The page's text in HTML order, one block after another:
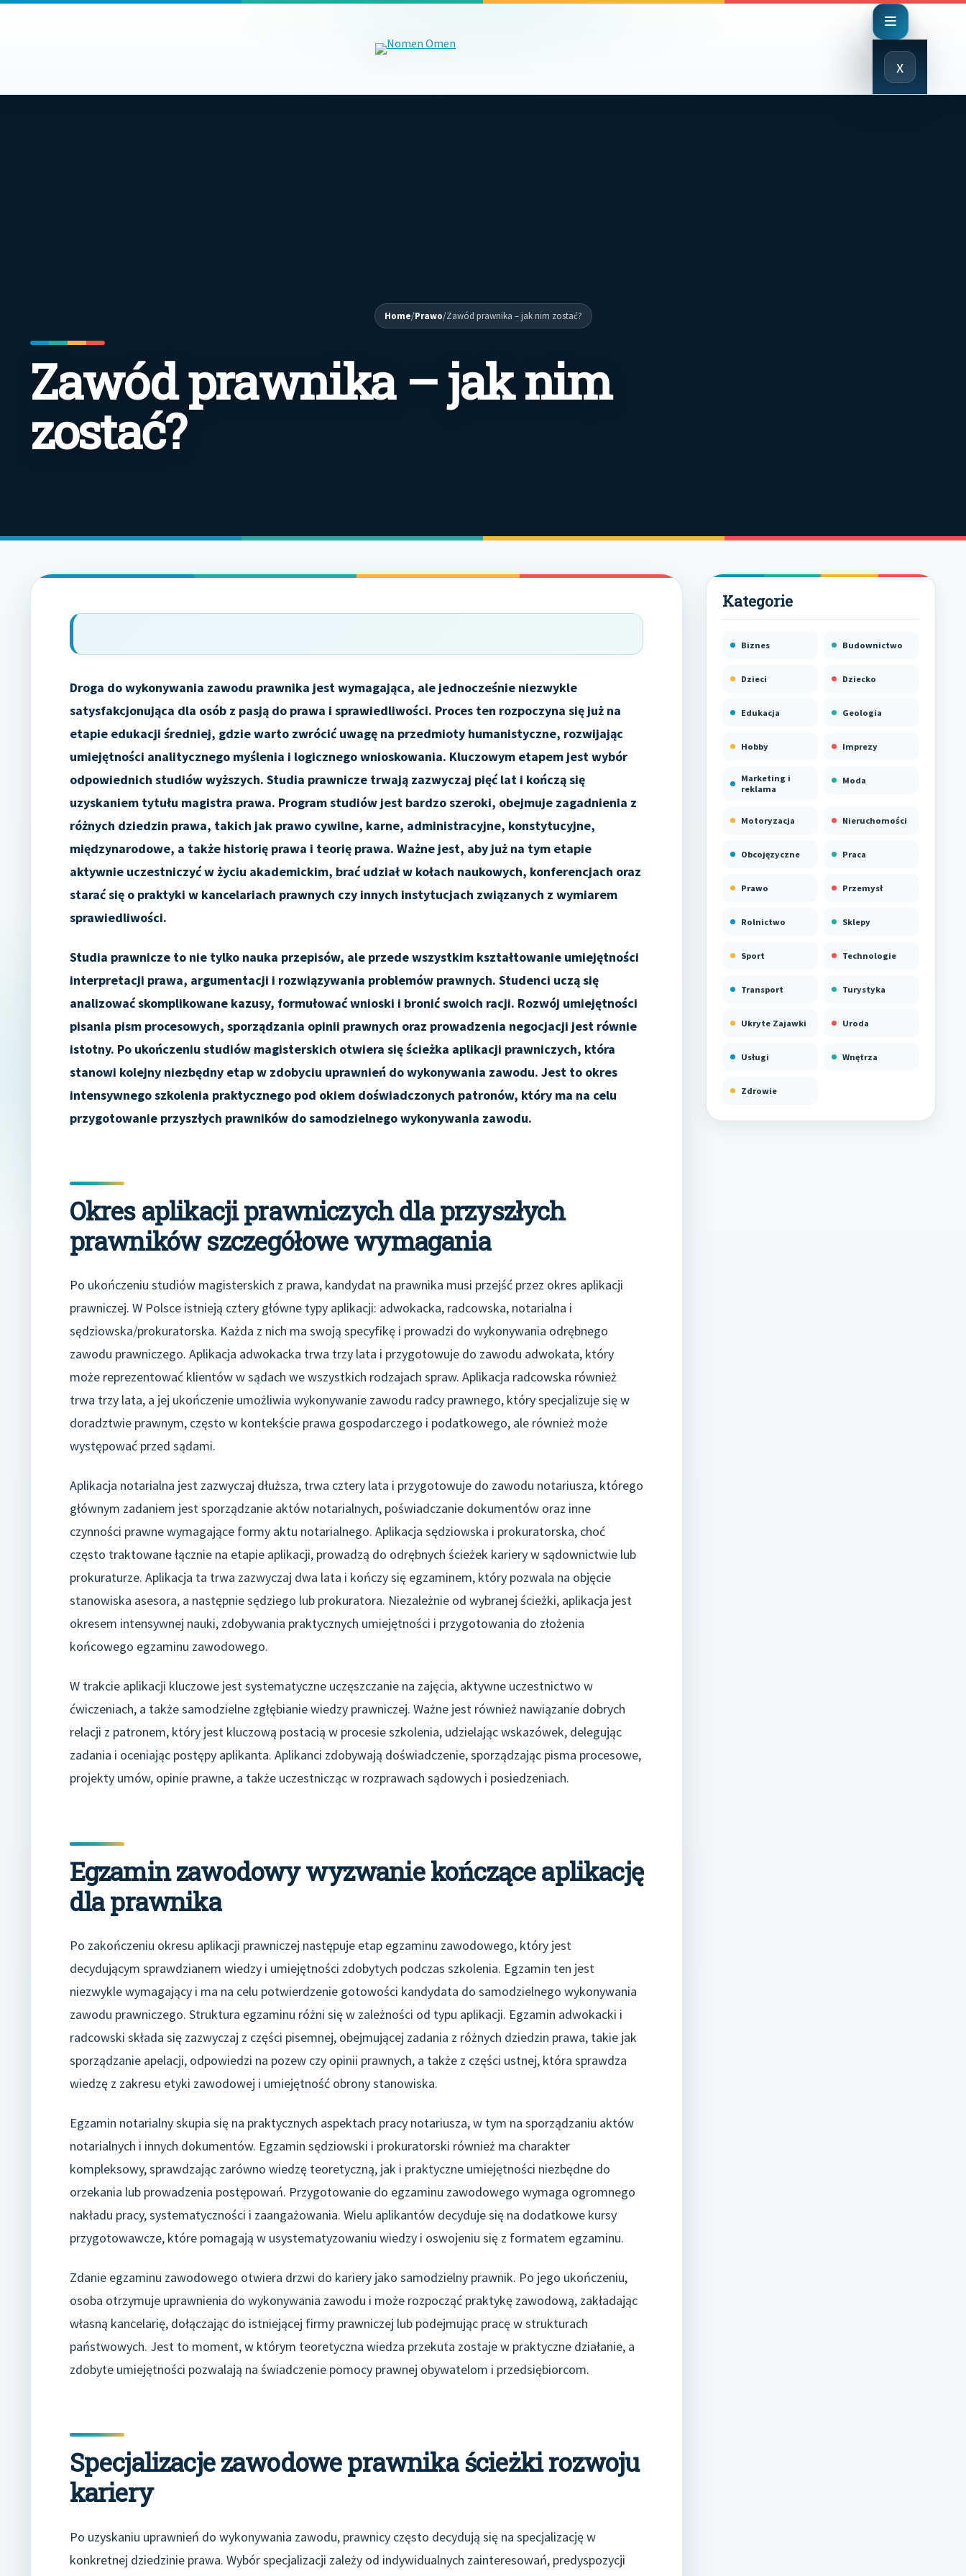
x
Close
Menu
Home/Prawo/Zawód prawnika – jak nim zostać?
Zawód prawnika – jak nim
zostać?
Droga do wykonywania zawodu prawnika jest wymagająca, ale jednocześnie niezwykle
satysfakcjonująca dla osób z pasją do prawa i sprawiedliwości. Proces ten rozpoczyna się już na
etapie edukacji średniej, gdzie warto zwrócić uwagę na przedmioty humanistyczne, rozwijając
umiejętności analitycznego myślenia i logicznego wnioskowania. Kluczowym etapem jest wybór
odpowiednich studiów wyższych. Studia prawnicze trwają zazwyczaj pięć lat i kończą się
uzyskaniem tytułu magistra prawa. Program studiów jest bardzo szeroki, obejmuje zagadnienia z
różnych dziedzin prawa, takich jak prawo cywilne, karne, administracyjne, konstytucyjne,
międzynarodowe, a także historię prawa i teorię prawa. Ważne jest, aby już na tym etapie
aktywnie uczestniczyć w życiu akademickim, brać udział w kołach naukowych, konferencjach oraz
starać się o praktyki w kancelariach prawnych czy innych instytucjach związanych z wymiarem
sprawiedliwości.
Studia prawnicze to nie tylko nauka przepisów, ale przede wszystkim kształtowanie umiejętności
interpretacji prawa, argumentacji i rozwiązywania problemów prawnych. Studenci uczą się
analizować skomplikowane kazusy, formułować wnioski i bronić swoich racji. Rozwój umiejętności
pisania pism procesowych, sporządzania opinii prawnych oraz prowadzenia negocjacji jest równie
istotny. Po ukończeniu studiów magisterskich otwiera się ścieżka aplikacji prawniczych, która
stanowi kolejny niezbędny etap w zdobyciu uprawnień do wykonywania zawodu. Jest to okres
intensywnego szkolenia praktycznego pod okiem doświadczonych patronów, który ma na celu
przygotowanie przyszłych prawników do samodzielnego wykonywania zawodu.
Okres aplikacji prawniczych dla przyszłych
prawników szczegółowe wymagania
Po ukończeniu studiów magisterskich z prawa, kandydat na prawnika musi przejść przez okres aplikacji
prawniczej. W Polsce istnieją cztery główne typy aplikacji: adwokacka, radcowska, notarialna i
sędziowska/prokuratorska. Każda z nich ma swoją specyfikę i prowadzi do wykonywania odrębnego
zawodu prawniczego. Aplikacja adwokacka trwa trzy lata i przygotowuje do zawodu adwokata, który
może reprezentować klientów w sądach we wszystkich rodzajach spraw. Aplikacja radcowska również
trwa trzy lata, a jej ukończenie umożliwia wykonywanie zawodu radcy prawnego, który specjalizuje się w
doradztwie prawnym, często w kontekście prawa gospodarczego i podatkowego, ale również może
występować przed sądami.
Aplikacja notarialna jest zazwyczaj dłuższa, trwa cztery lata i przygotowuje do zawodu notariusza, którego
głównym zadaniem jest sporządzanie aktów notarialnych, poświadczanie dokumentów oraz inne
czynności prawne wymagające formy aktu notarialnego. Aplikacja sędziowska i prokuratorska, choć
często traktowane łącznie na etapie aplikacji, prowadzą do odrębnych ścieżek kariery w sądownictwie lub
prokuraturze. Aplikacja ta trwa zazwyczaj dwa lata i kończy się egzaminem, który pozwala na objęcie
stanowiska asesora, a następnie sędziego lub prokuratora. Niezależnie od wybranej ścieżki, aplikacja jest
okresem intensywnej nauki, zdobywania praktycznych umiejętności i przygotowania do złożenia
końcowego egzaminu zawodowego.
W trakcie aplikacji kluczowe jest systematyczne uczęszczanie na zajęcia, aktywne uczestnictwo w
ćwiczeniach, a także samodzielne zgłębianie wiedzy prawniczej. Ważne jest również nawiązanie dobrych
relacji z patronem, który jest kluczową postacią w procesie szkolenia, udzielając wskazówek, delegując
zadania i oceniając postępy aplikanta. Aplikanci zdobywają doświadczenie, sporządzając pisma procesowe,
projekty umów, opinie prawne, a także uczestnicząc w rozprawach sądowych i posiedzeniach.
Egzamin zawodowy wyzwanie kończące aplikację
dla prawnika
Po zakończeniu okresu aplikacji prawniczej następuje etap egzaminu zawodowego, który jest
decydującym sprawdzianem wiedzy i umiejętności zdobytych podczas szkolenia. Egzamin ten jest
niezwykle wymagający i ma na celu potwierdzenie gotowości kandydata do samodzielnego wykonywania
zawodu prawniczego. Struktura egzaminu różni się w zależności od typu aplikacji. Egzamin adwokacki i
radcowski składa się zazwyczaj z części pisemnej, obejmującej zadania z różnych dziedzin prawa, takie jak
sporządzanie apelacji, odpowiedzi na pozew czy opinii prawnych, a także z części ustnej, która sprawdza
wiedzę z zakresu etyki zawodowej i umiejętność obrony stanowiska.
Egzamin notarialny skupia się na praktycznych aspektach pracy notariusza, w tym na sporządzaniu aktów
notarialnych i innych dokumentów. Egzamin sędziowski i prokuratorski również ma charakter
kompleksowy, sprawdzając zarówno wiedzę teoretyczną, jak i praktyczne umiejętności niezbędne do
orzekania lub prowadzenia postępowań. Przygotowanie do egzaminu zawodowego wymaga ogromnego
nakładu pracy, systematyczności i zaangażowania. Wielu aplikantów decyduje się na dodatkowe kursy
przygotowawcze, które pomagają w usystematyzowaniu wiedzy i oswojeniu się z formatem egzaminu.
Zdanie egzaminu zawodowego otwiera drzwi do kariery jako samodzielny prawnik. Po jego ukończeniu,
osoba otrzymuje uprawnienia do wykonywania zawodu i może rozpocząć praktykę zawodową, zakładając
własną kancelarię, dołączając do istniejącej firmy prawniczej lub podejmując pracę w strukturach
państwowych. Jest to moment, w którym teoretyczna wiedza przekuta zostaje w praktyczne działanie, a
zdobyte umiejętności pozwalają na świadczenie pomocy prawnej obywatelom i przedsiębiorcom.
Specjalizacje zawodowe prawnika ścieżki rozwoju
kariery
Po uzyskaniu uprawnień do wykonywania zawodu, prawnicy często decydują się na specjalizację w
konkretnej dziedzinie prawa. Wybór specjalizacji zależy od indywidualnych zainteresowań, predyspozycji
Biznes Budownictwo
Dzieci Dziecko
Edukacja Geologia
Hobby Imprezy
Marketing i
reklama
Moda
Motoryzacja Nieruchomości
Obcojęzyczne Praca
Prawo Przemysł
Rolnictwo Sklepy
Sport Technologie
Transport Turystyka
Ukryte Zajawki Uroda
Usługi Wnętrza
Zdrowie